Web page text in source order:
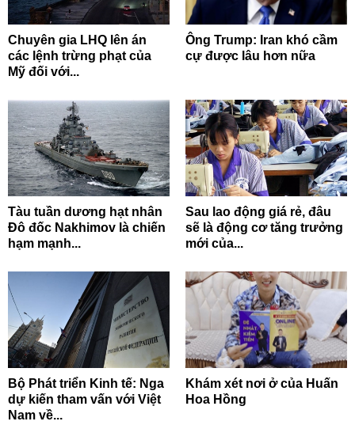
Chuyên gia LHQ lên án
các lệnh trừng phạt của
Mỹ đối với...
Ông Trump: Iran khó cầm
cự được lâu hơn nữa
Tàu tuần dương hạt nhân
Đô đốc Nakhimov là chiến
hạm mạnh...
Sau lao động giá rẻ, đâu
sẽ là động cơ tăng trưởng
mới của...
Bộ Phát triển Kinh tế: Nga
dự kiến tham vấn với Việt
Nam về...
Khám xét nơi ở của Huấn
Hoa Hồng